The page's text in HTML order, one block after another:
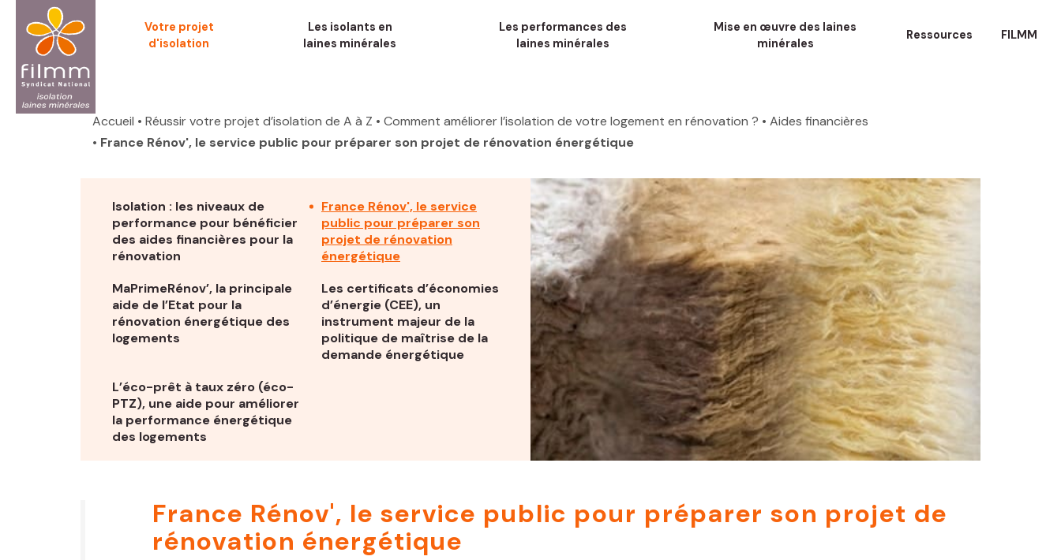
contenu
principal
Votre projet
d'isolation
Les isolants en
laines minérales
Les performances des
laines minérales
Mise en œuvre des laines
minérales
Ressources FILMM
Accueil • Réussir votre projet d’isolation de A à Z • Comment améliorer l’isolation de votre logement en rénovation ? • Aides financières
• France Rénov', le service public pour préparer son projet de rénovation énergétique
Isolation : les niveaux de
performance pour bénéficier
des aides financières pour la
rénovation
France Rénov', le service
public pour préparer son
projet de rénovation
énergétique
MaPrimeRénov’, la principale
aide de l’Etat pour la
rénovation énergétique des
logements
Les certificats d’économies
d’énergie (CEE), un
instrument majeur de la
politique de maîtrise de la
demande énergétique
L’éco-prêt à taux zéro (éco-
PTZ), une aide pour améliorer
la performance énergétique
des logements
France Rénov', le service public pour préparer son projet de
rénovation énergétique